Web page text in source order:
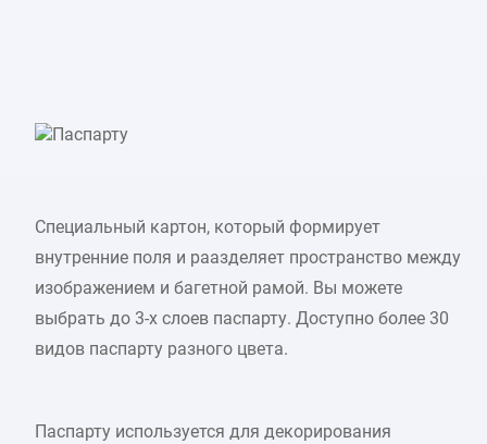
Паспарту
Специальный картон, который формирует
внутренние поля и раазделяет пространство между
изображением и багетной рамой. Вы можете
выбрать до 3-х слоев паспарту. Доступно более 30
видов паспарту разного цвета.
Паспарту используется для декорирования